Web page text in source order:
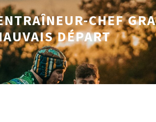
CHEF
DÉPART